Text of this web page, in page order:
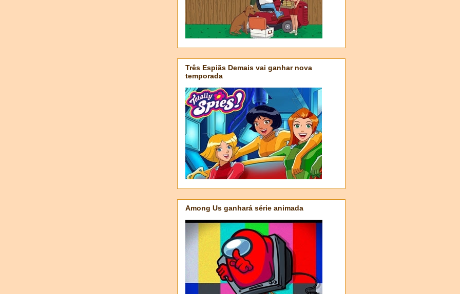
Três Espiãs Demais vai ganhar nova
temporada
Among Us ganhará série animada